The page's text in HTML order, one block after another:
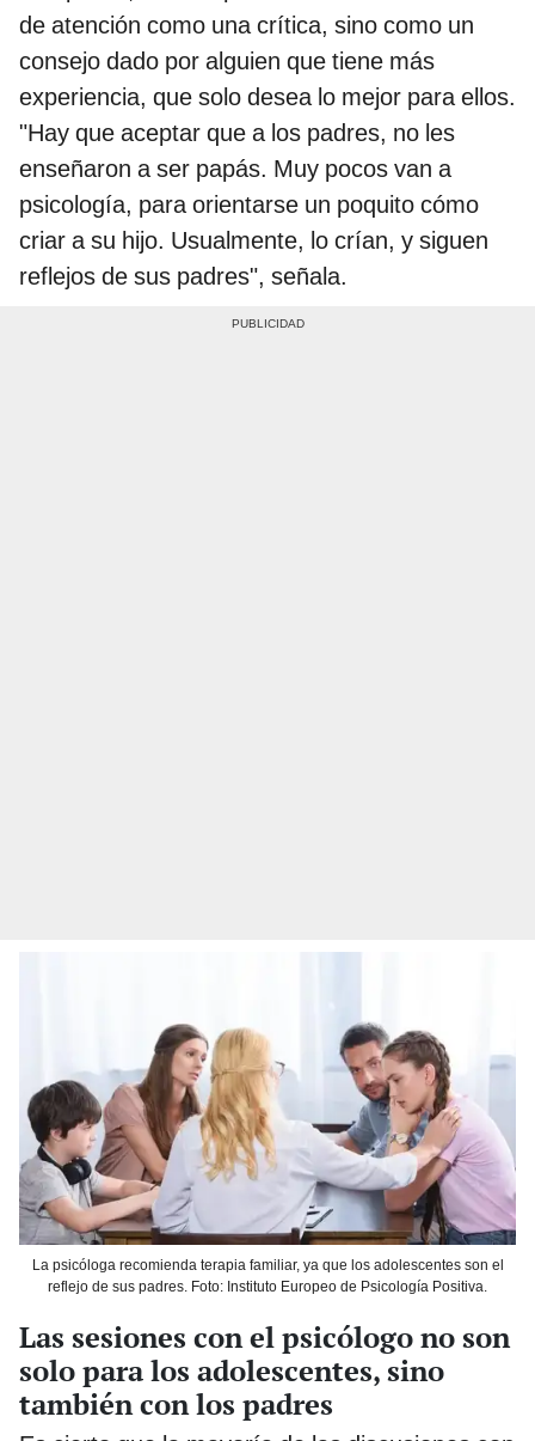
de atención como una crítica, sino como un
consejo dado por alguien que tiene más
experiencia, que solo desea lo mejor para ellos.
"Hay que aceptar que a los padres, no les
enseñaron a ser papás. Muy pocos van a
psicología, para orientarse un poquito cómo
criar a su hijo. Usualmente, lo crían, y siguen
reflejos de sus padres", señala.
La psicóloga recomienda terapia familiar, ya que los adolescentes son el
reflejo de sus padres. Foto: Instituto Europeo de Psicología Positiva.
Las sesiones con el psicólogo no son
solo para los adolescentes, sino
también con los padres